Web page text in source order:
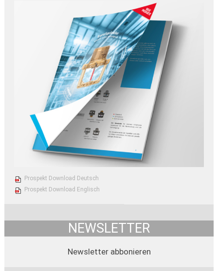
Prospekt Download Deutsch
Prospekt Download Englisch
NEWSLETTER
Newsletter abbonieren